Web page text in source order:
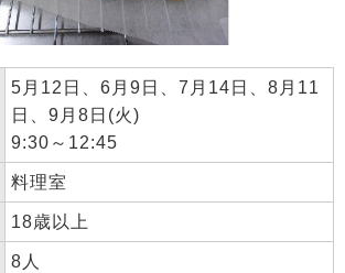
5月12日、6月9日、7月14日、8月11
日、9月8日(火)
9:30～12:45
料理室
18歳以上
8人